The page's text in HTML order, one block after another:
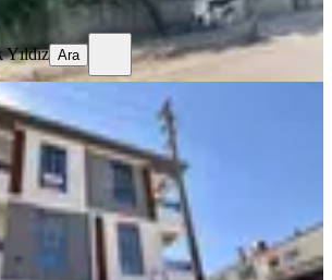
Yıldız Ara
Dem'den Kazim Karabekir
2+1 Ara Kat Fırsat Daire
Kazım Karabekir Mahallesi
100 m²·2. Kat·23.07.2026
₺